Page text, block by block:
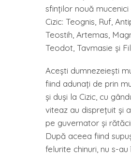
sfinţilor nouă mucenici
Cizic: Teognis, Ruf,
Teostih, Artemas,
Teodot, Tavmasie şi
Aceşti dumnezeieşti
fiind adunaţi de prin
şi duşi la Cizic, cu
viteaz au dispreţuit şi
pe guvernator şi
După aceea fiind
felurite chinuri, nu s-